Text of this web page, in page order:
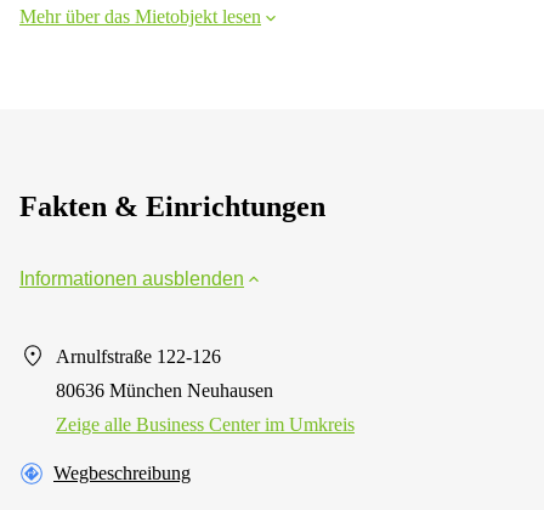
Mehr über das Mietobjekt lesen
Fakten & Einrichtungen
Informationen ausblenden
Arnulfstraße 122-126
80636 München Neuhausen
Zeige alle Business Center im Umkreis
Wegbeschreibung